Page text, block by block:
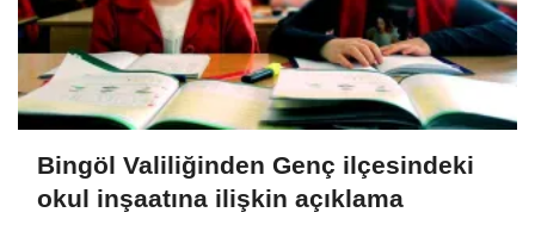
Bingöl Valiliğinden Genç ilçesindeki
okul inşaatına ilişkin açıklama